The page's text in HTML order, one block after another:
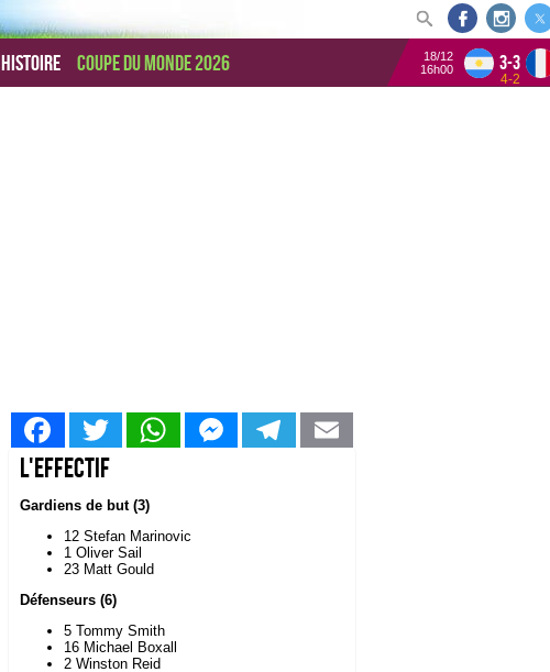
Histoire Coupe du monde 2026
18/12
16h00
3-3
4-2
Facebook Twitter WhatsApp Messenger Telegram
L'effectif
Gardiens de but (3)
12 Stefan Marinovic
1 Oliver Sail
23 Matt Gould
Défenseurs (6)
5 Tommy Smith
16 Michael Boxall
2 Winston Reid